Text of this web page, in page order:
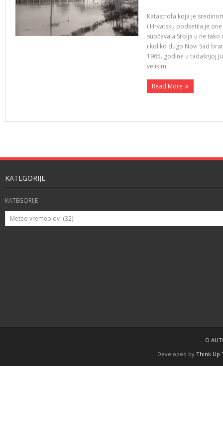
Katastrofa koja je
i Hrvatsku podsetila je
suočavala Srbija u ne
i koliko dugo Novi Sad
1965. godine u tadašnjoj
velikim
Read More
KATEGORIJE
KATEGORIJE
O
Developed by Think Up